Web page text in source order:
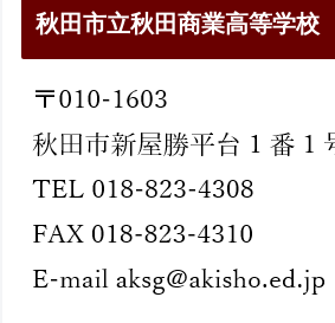
秋田市立秋田商業高等学校